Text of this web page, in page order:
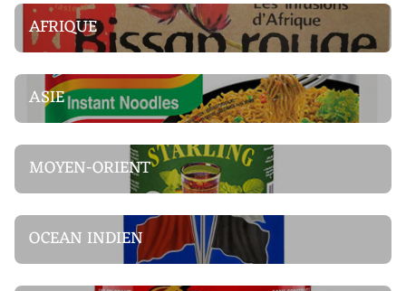
AFRIQUE
ASIE
MOYEN-ORIENT
OCEAN INDIEN